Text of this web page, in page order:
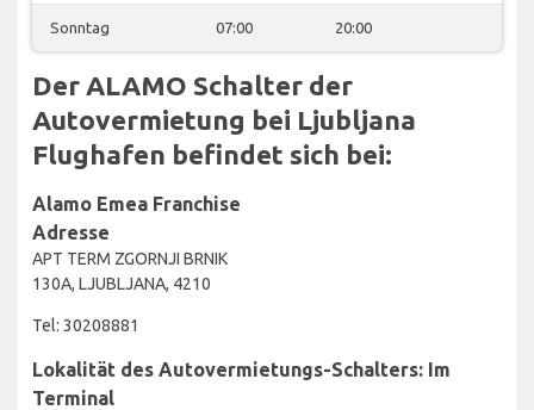
Sonntag 07:00 20:00
Der ALAMO Schalter der
Autovermietung bei Ljubljana
Flughafen befindet sich bei:
Alamo Emea Franchise
Adresse
APT TERM ZGORNJI BRNIK
130A, LJUBLJANA, 4210
Tel: 30208881
Lokalität des Autovermietungs-Schalters: Im
Terminal